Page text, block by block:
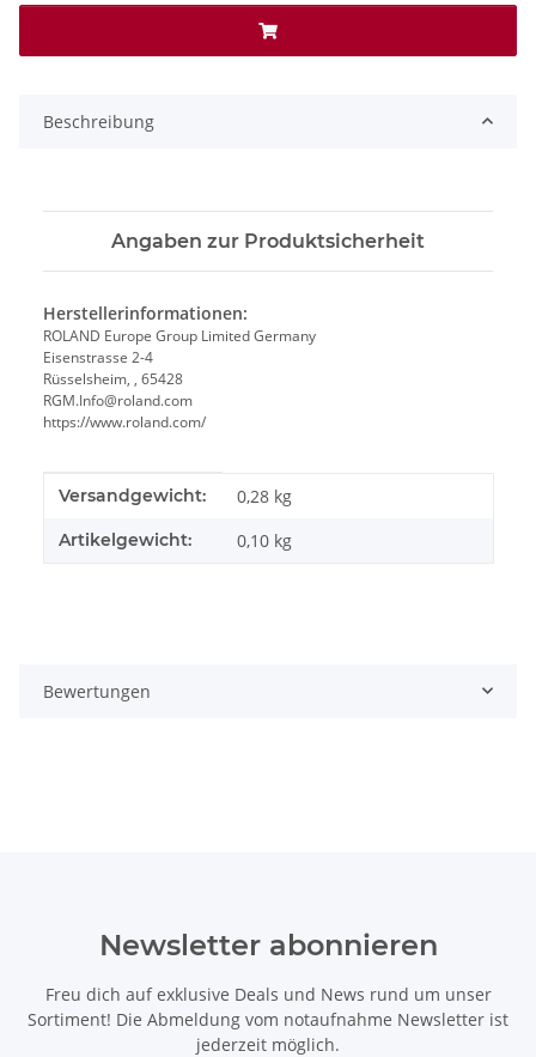
Beschreibung
Angaben zur Produktsicherheit
Herstellerinformationen:
ROLAND Europe Group Limited Germany
Eisenstrasse 2-4
Rüsselsheim, , 65428
RGM.Info@roland.com
https://www.roland.com/
Produkteigenschaft
Wert
Versandgewicht: 0,28 kg
Artikelgewicht: 0,10 kg
Bewertungen
Newsletter abonnieren
Freu dich auf exklusive Deals und News rund um unser
Sortiment! Die Abmeldung vom notaufnahme Newsletter ist
jederzeit möglich.